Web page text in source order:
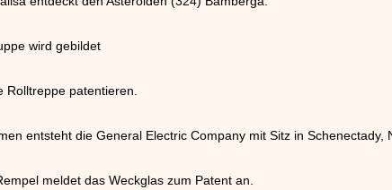
wird gebildet
Rolltreppe patentieren.
entsteht die General Electric Company mit Sitz in Schenectady,
meldet das Weckglas zum Patent an.